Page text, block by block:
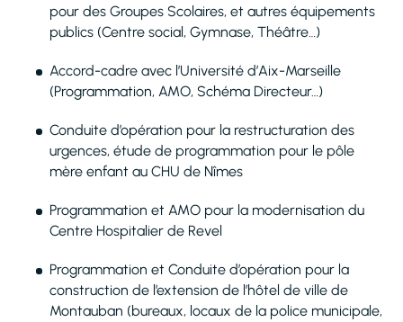
pour des Groupes Scolaires, et autres équipements
publics (Centre social, Gymnase, Théâtre…)
Accord-cadre avec l’Université d’Aix-Marseille
(Programmation, AMO, Schéma Directeur…)
Conduite d’opération pour la restructuration des
urgences, étude de programmation pour le pôle
mère enfant au CHU de Nîmes
Programmation et AMO pour la modernisation du
Centre Hospitalier de Revel
Programmation et Conduite d’opération pour la
construction de l’extension de l’hôtel de ville de
Montauban (bureaux, locaux de la police municipale,